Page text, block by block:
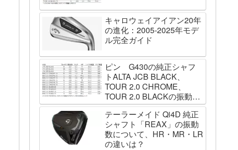
キャロウェイアイアン20年
の進化：2005-2025年モデ
ル完全ガイド
ピン G430の純正シャフ
トALTA JCB BLACK、
TOUR 2.0 CHROME、
TOUR 2.0 BLACKの振動数
を測ってみました
テーラーメイド Qi4D 純正
シャフト「REAX」の振動
数について、HR・MR・LR
の違いは？